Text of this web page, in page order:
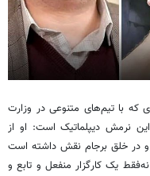
که با تیم‌های متنوعی در وزارت
نرمش دیپلماتیک است: او از
و در خلق برجام نقش داشته است
یک کارگزار منفعل و تابع و